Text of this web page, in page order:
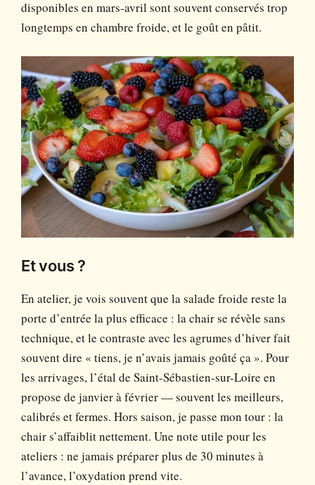
disponibles en mars-avril sont souvent conservés trop
longtemps en chambre froide, et le goût en pâtit.
Et vous ?
En atelier, je vois souvent que la salade froide reste la
porte d’entrée la plus efficace : la chair se révèle sans
technique, et le contraste avec les agrumes d’hiver fait
souvent dire « tiens, je n’avais jamais goûté ça ». Pour
les arrivages, l’étal de Saint-Sébastien-sur-Loire en
propose de janvier à février — souvent les meilleurs,
calibrés et fermes. Hors saison, je passe mon tour : la
chair s’affaiblit nettement. Une note utile pour les
ateliers : ne jamais préparer plus de 30 minutes à
l’avance, l’oxydation prend vite.